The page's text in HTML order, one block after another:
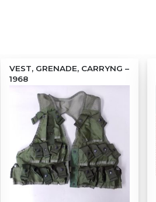
VEST, GRENADE, CARRYNG –
1968